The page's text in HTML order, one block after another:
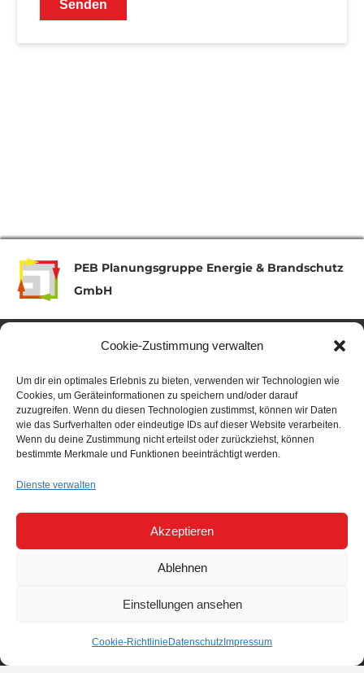
Cookie-Zustimmung verwalten
Um dir ein optimales Erlebnis zu bieten, verwenden wir Technologien wie
Cookies, um Geräteinformationen zu speichern und/oder darauf
zuzugreifen. Wenn du diesen Technologien zustimmst, können wir Daten
wie das Surfverhalten oder eindeutige IDs auf dieser Website verarbeiten.
Wenn du deine Zustimmung nicht erteilst oder zurückziehst, können
bestimmte Merkmale und Funktionen beeinträchtigt werden.
Dienste verwalten
Akzeptieren
Ablehnen
Einstellungen ansehen
Cookie-Richtlinie Datenschutz Impressum
PEB Planungsgruppe Energie & Brandschutz
GmbH
Altplauen 19h
01187 Dresden
Tel.:+49 351 4708153
Fax: +49 351 4708155
BÜRO BERLIN
Otto-Franke-Straße 97
h.domsch@p-e-b.net
LEISTUNGEN